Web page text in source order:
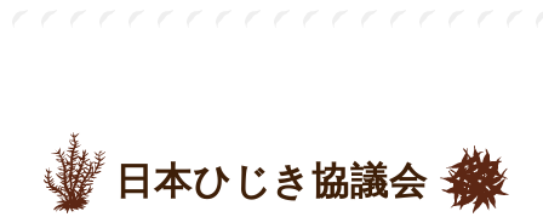
日本ひじき協議会